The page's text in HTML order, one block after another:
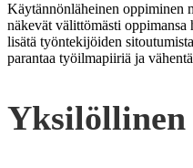
Käytännönläheinen oppiminen
näkevät välittömästi oppimansa
lisätä työntekijöiden
parantaa työilmapiiriä ja